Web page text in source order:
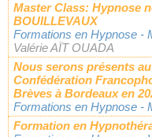
Master Class: Hypnose
BOUILLEVAUX
Formations en Hypnose -
Valérie AÏT OUADA
Nous serons présents
Confédération
Brèves à Bordeaux en
Formations en Hypnose -
Formation en